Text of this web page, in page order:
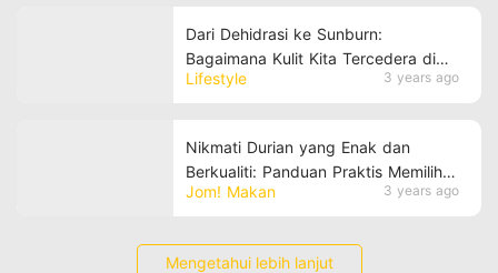
Lifestyle 3 years ago
Dari Dehidrasi ke Sunburn:
Bagaimana Kulit Kita Tercedera di
Bawah Cuaca Panas Malaysia?
Jom! Makan 3 years ago
Nikmati Durian yang Enak dan
Berkualiti: Panduan Praktis Memilih
Durian yang TERBAIK
Mengetahui lebih lanjut